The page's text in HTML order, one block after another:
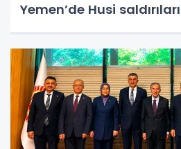
Yemen’de Husi